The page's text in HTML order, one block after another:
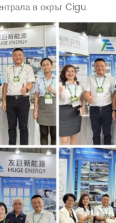
в окръг Cigu.